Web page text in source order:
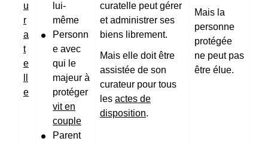
u
r
a
t
e
e
lui-
même
Personn
e avec
qui le
majeur à
protéger
vit en
couple
Parent
curatelle peut gérer
et administrer ses
biens librement.
Mais elle doit être
assistée de son
curateur pour tous
les actes de
disposition.
Mais la
personne
protégée
ne peut pas
être élue.